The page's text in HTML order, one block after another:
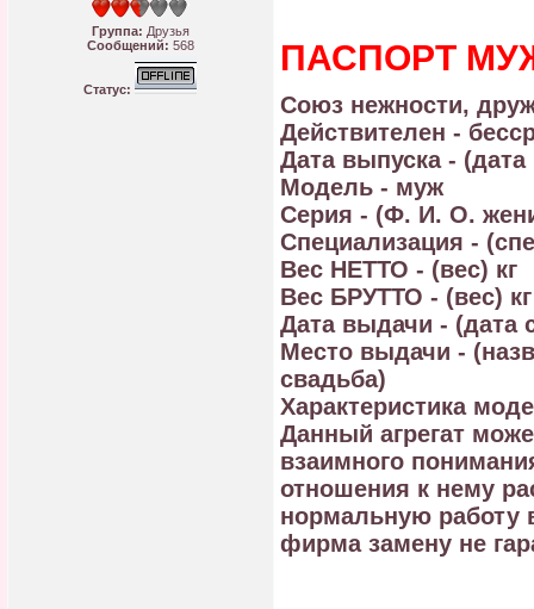
Группа: Друзья
Сообщений: 568
Статус:
ПАСПОРТ
Союз нежности,
Действителен -
Дата выпуска -
Модель - муж
Серия - (Ф. И. О.
Специализация -
Вес НЕТТО - (вес) кг
Вес БРУТТО - (вес) кг
Дата выдачи - (дата
Место выдачи -
свадьба)
Характеристика
Данный агрегат
взаимного
отношения к нему
нормальную работу
фирма замену не